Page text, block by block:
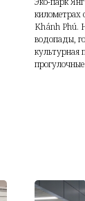
километрах
Khánh Phú.
водопады,
культурная